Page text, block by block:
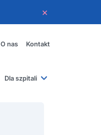
×
O nas Kontakt
Dla szpitali